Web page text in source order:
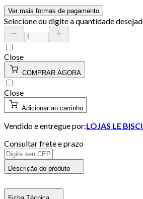
Ver mais formas de pagamento
Selecione ou digite a quantidade
Close
COMPRAR AGORA
Close
Adicionar ao carrinho
Vendido e entregue por:LOJAS LE
Consultar frete e prazo
Descrição do produto